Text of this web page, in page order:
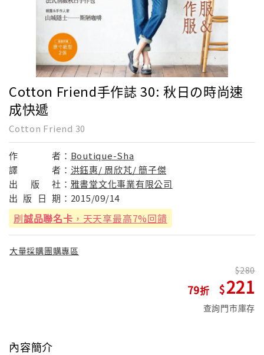
Cotton Friend手作誌 30: 秋日の時尚速
成快遞
Cotton Friend 30
作 者： Boutique-Sha
譯
者： 洪鈺惠/ 周欣芃/ 簡子傑
出
版 社： 雅書堂文化事業有限公司
出 版 日 期： 2015/09/14
刷誠品聯名卡 ，天天享最高7%回饋
大量採購團購專區
79
280
221
查詢門市庫存
內容簡介